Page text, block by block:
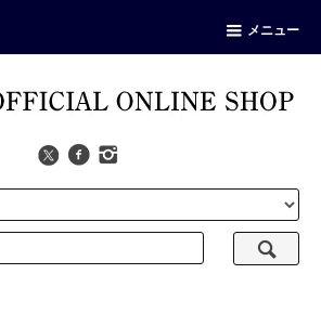
メニュー